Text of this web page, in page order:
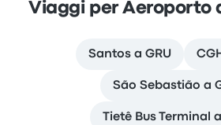
Viaggi per Aeroporto
Santos a GRU
São Sebastião a
Tietê Bus Terminal